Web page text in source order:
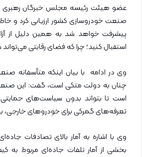
عضو هیئت رئیسه مجلس خبرگان رهبری
صنعت خودروسازی کشور ارزیابی کرد و
پیشرفت خواهد شد به همین دلیل از
استقبال کنید؛ چرا که فضای رقابتی
وی در ادامه با بیان اینکه متأسفانه
چنان به دولت متکی است، گفت: این
است تا بتواند بدون سیاست‌های
تعرفه‌های گمرکی برای خودرو‌های خارجی،
وی با اشاره به آمار بالای تصادفات
بخشی از آمار تلفات جاده‌ای مربوط به